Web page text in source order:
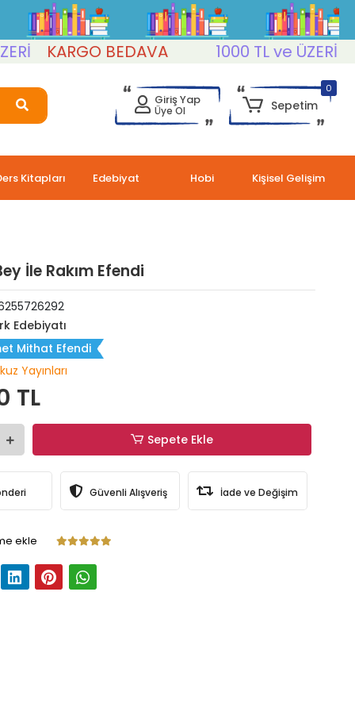
KARGO BEDAVA 1000 TL ve ÜZERİ
Giriş Yap
Üye Ol
0
Sepetim
Kitapları Edebiyat Hobi Kişisel Gelişim
İle Rakım Efendi
Edebiyatı
Mithat Efendi
Yayınları
TL
Sepete Ekle
Güvenli Alışveriş İade ve Değişim
ekle